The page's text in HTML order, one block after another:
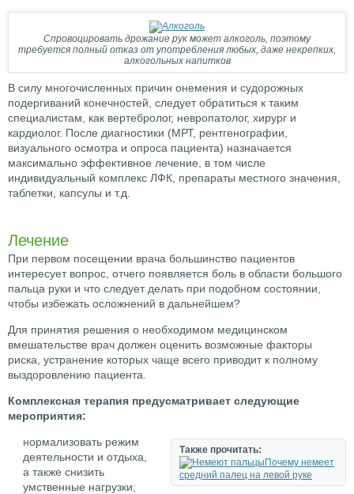
Спровоцировать дрожание рук может алкоголь, поэтому
требуется полный отказ от употребления любых, даже некрепких,
алкогольных напитков
В силу многочисленных причин онемения и судорожных
подергиваний конечностей, следует обратиться к таким
специалистам, как вертебролог, невропатолог, хирург и
кардиолог. После диагностики (МРТ, рентгенографии,
визуального осмотра и опроса пациента) назначается
максимально эффективное лечение, в том числе
индивидуальный комплекс ЛФК, препараты местного значения,
таблетки, капсулы и т.д.
Лечение
При первом посещении врача большинство пациентов
интересует вопрос, отчего появляется боль в области большого
пальца руки и что следует делать при подобном состоянии,
чтобы избежать осложнений в дальнейшем?
Для принятия решения о необходимом медицинском
вмешательстве врач должен оценить возможные факторы
риска, устранение которых чаще всего приводит к полному
выздоровлению пациента.
Комплексная терапия предусматривает следующие
мероприятия:
Также прочитать:
Почему немеет
средний палец на левой руке
нормализовать режим
деятельности и отдыха,
а также снизить
умственные нагрузки;